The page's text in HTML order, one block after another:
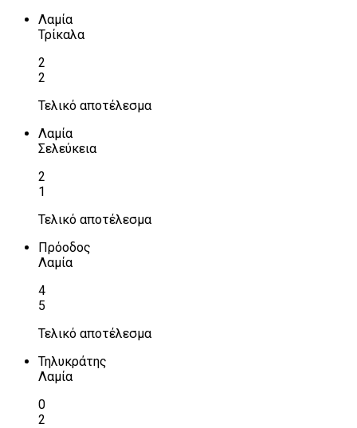
Λαμία
Τρίκαλα
2
2
Τελικό αποτέλεσμα
Λαμία
Σελεύκεια
2
1
Τελικό αποτέλεσμα
Πρόοδος
Λαμία
4
5
Τελικό αποτέλεσμα
Τηλυκράτης
Λαμία
0
2